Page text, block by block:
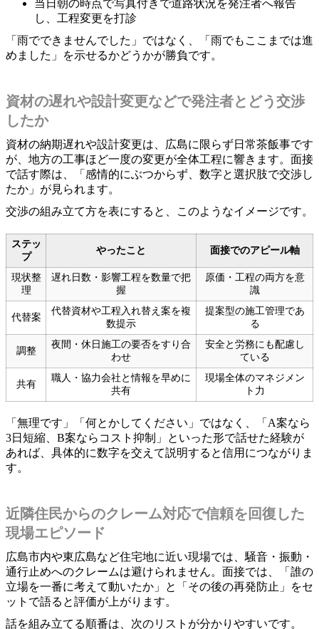
当日朝の時点で写真付きで道路状況を発注者へ報告
し、工程変更を打診
「雨でできませんでした」ではなく、「雨でもここまでは進
めました」を示せるかどうかが勝負です。
資材の遅れや設計変更などで発注者とどう交渉
したか
資材の納期遅れや設計変更は、広島に限らず日常茶飯事です
が、地方の工事ほど一度の変更が全体工程に響きます。面接
で話す際は、「感情的にぶつからず、数字と選択肢で交渉し
たか」が見られます。
交渉の組み立て方を表にすると、このようなイメージです。
ステッ
プ
やったこと 面接でのアピール軸
現状整
理
遅れ日数・影響工程を数量で把
握
原価・工程の両方を意
識
代替案
代替資材や工程入れ替え案を複
数提示
提案型の施工管理であ
る
調整
夜間・休日施工の要否をすり合
わせ
安全と労務にも配慮し
ている
共有
職人・協力会社と情報を早めに
共有
現場全体のマネジメン
ト力
「無理です」「何とかしてください」ではなく、「A案なら
3日短縮、B案ならコスト抑制」といった形で話せた経験が
あれば、具体的に数字を交えて説明すると信用につながりま
す。
近隣住民からのクレーム対応で信頼を回復した
現場エピソード
広島市内や東広島など住宅地に近い現場では、騒音・振動・
通行止めへのクレームは避けられません。面接では、「誰の
立場を一番に考えて動いたか」と「その後の再発防止」をセ
ットで語ると評価が上がります。
話を組み立てる順番は、次のリストが分かりやすいです。